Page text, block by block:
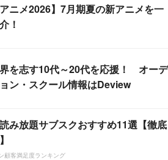
アニメ2026】7月期夏の新アニメを一
！
を志す10代～20代を応援！ オーデ
ン・スクール情報はDeview
み放題サブスクおすすめ11選【徹底
顧客満足度ランキング